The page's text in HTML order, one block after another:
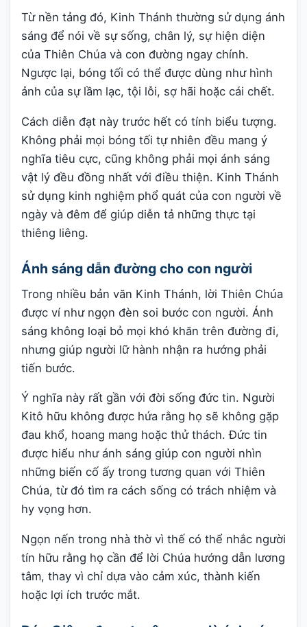
Từ nền tảng đó, Kinh Thánh thường sử dụng ánh
sáng để nói về sự sống, chân lý, sự hiện diện
của Thiên Chúa và con đường ngay chính.
Ngược lại, bóng tối có thể được dùng như hình
ảnh của sự lầm lạc, tội lỗi, sợ hãi hoặc cái chết.
Cách diễn đạt này trước hết có tính biểu tượng.
Không phải mọi bóng tối tự nhiên đều mang ý
nghĩa tiêu cực, cũng không phải mọi ánh sáng
vật lý đều đồng nhất với điều thiện. Kinh Thánh
sử dụng kinh nghiệm phổ quát của con người về
ngày và đêm để giúp diễn tả những thực tại
thiêng liêng.
Ánh sáng dẫn đường cho con người
Trong nhiều bản văn Kinh Thánh, lời Thiên Chúa
được ví như ngọn đèn soi bước con người. Ánh
sáng không loại bỏ mọi khó khăn trên đường đi,
nhưng giúp người lữ hành nhận ra hướng phải
tiến bước.
Ý nghĩa này rất gần với đời sống đức tin. Người
Kitô hữu không được hứa rằng họ sẽ không gặp
đau khổ, hoang mang hoặc thử thách. Đức tin
được hiểu như ánh sáng giúp con người nhìn
những biến cố ấy trong tương quan với Thiên
Chúa, từ đó tìm ra cách sống có trách nhiệm và
hy vọng hơn.
Ngọn nến trong nhà thờ vì thế có thể nhắc người
tín hữu rằng họ cần để lời Chúa hướng dẫn lương
tâm, thay vì chỉ dựa vào cảm xúc, thành kiến
hoặc lợi ích trước mắt.